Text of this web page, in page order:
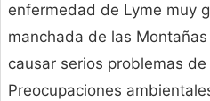
enfermedad de Lyme muy
manchada de las
causar serios problemas
Preocupaciones